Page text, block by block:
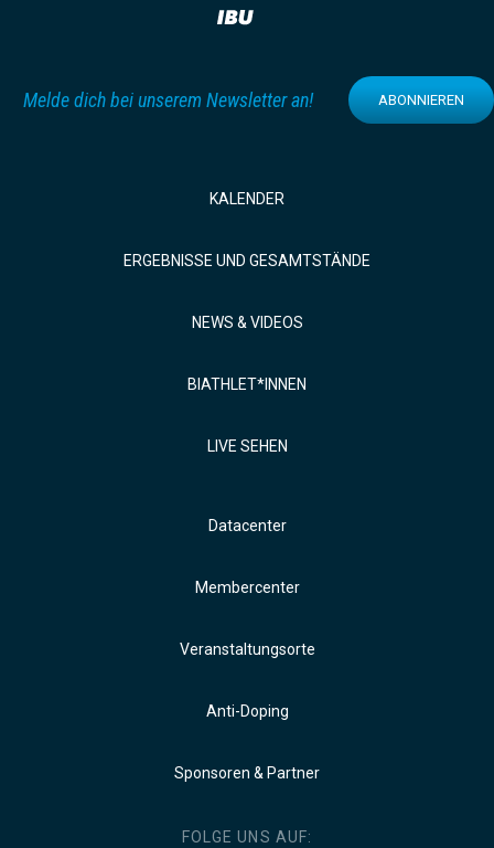
Melde dich bei unserem Newsletter an! ABONNIEREN
KALENDER
ERGEBNISSE UND GESAMTSTÄNDE
NEWS & VIDEOS
BIATHLET*INNEN
LIVE SEHEN
Datacenter
Membercenter
Veranstaltungsorte
Anti-Doping
Sponsoren & Partner
FOLGE UNS AUF: